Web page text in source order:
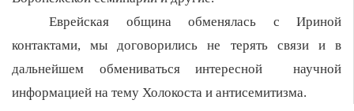
Еврейская община обменялась с Ириной
контактами, мы договорились не терять связи и в
дальнейшем обмениваться интересной научной
информацией на тему Холокоста и антисемитизма.